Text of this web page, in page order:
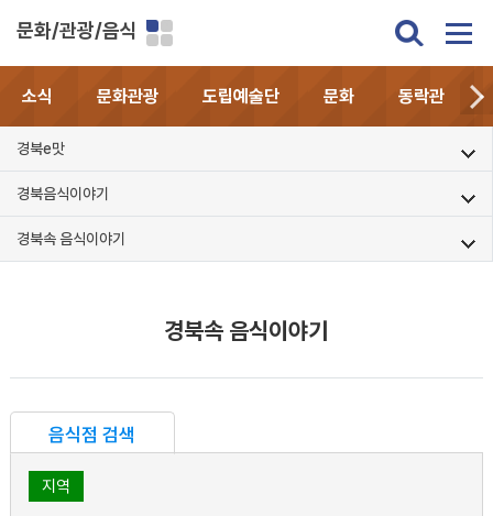
문화/관광/음식
소식 문화관광 도립예술단 문화 동락관
경북e맛
경북음식이야기
경북속 음식이야기
경북속 음식이야기
음식점 검색
지역